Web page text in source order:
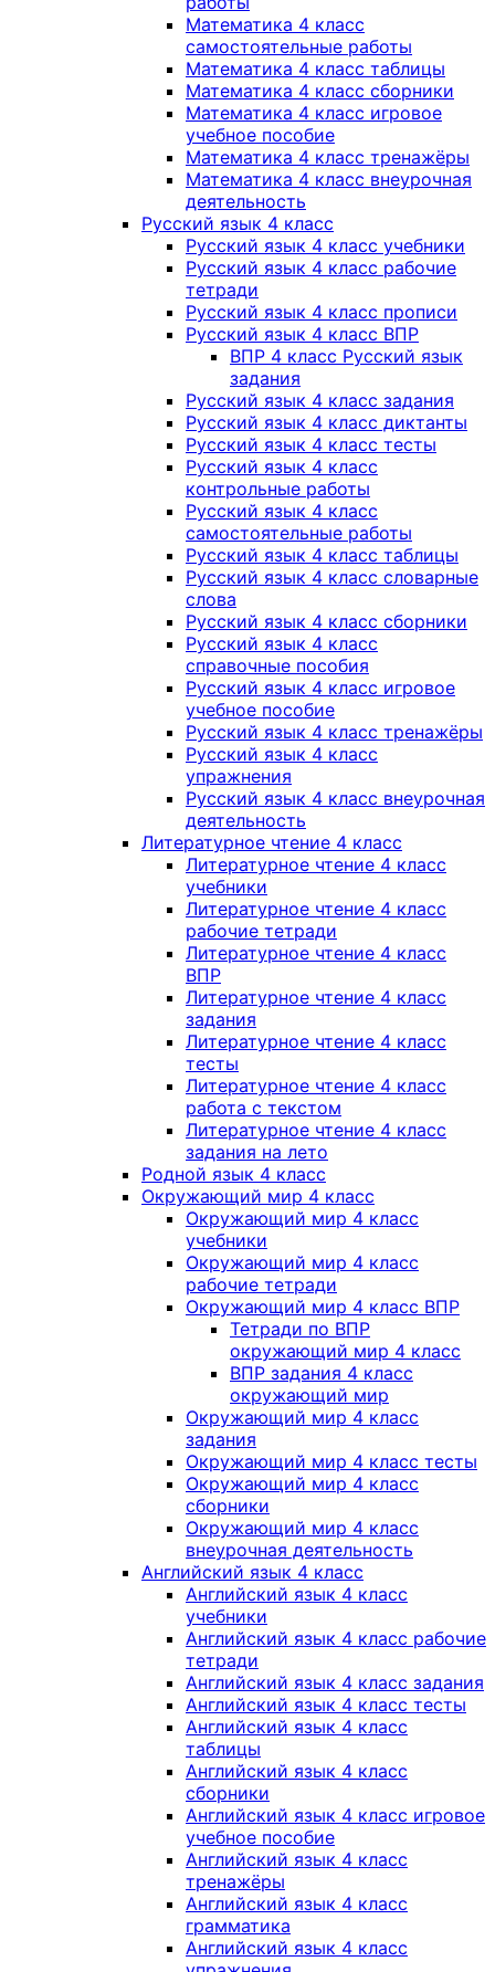
Математика 4 класс
самостоятельные работы
Математика 4 класс таблицы
Математика 4 класс сборники
Математика 4 класс игровое
учебное пособие
Математика 4 класс тренажёры
Математика 4 класс внеурочная
деятельность
Русский язык 4 класс
Русский язык 4 класс учебники
Русский язык 4 класс рабочие
тетради
Русский язык 4 класс прописи
Русский язык 4 класс ВПР
ВПР 4 класс Русский язык
задания
Русский язык 4 класс задания
Русский язык 4 класс диктанты
Русский язык 4 класс тесты
Русский язык 4 класс
контрольные работы
Русский язык 4 класс
самостоятельные работы
Русский язык 4 класс таблицы
Русский язык 4 класс словарные
слова
Русский язык 4 класс сборники
Русский язык 4 класс
справочные пособия
Русский язык 4 класс игровое
учебное пособие
Русский язык 4 класс тренажёры
Русский язык 4 класс
упражнения
Русский язык 4 класс внеурочная
деятельность
Литературное чтение 4 класс
Литературное чтение 4 класс
учебники
Литературное чтение 4 класс
рабочие тетради
Литературное чтение 4 класс
ВПР
Литературное чтение 4 класс
задания
Литературное чтение 4 класс
тесты
Литературное чтение 4 класс
работа с текстом
Литературное чтение 4 класс
задания на лето
Родной язык 4 класс
Окружающий мир 4 класс
Окружающий мир 4 класс
учебники
Окружающий мир 4 класс
рабочие тетради
Окружающий мир 4 класс ВПР
Тетради по ВПР
окружающий мир 4 класс
ВПР задания 4 класс
окружающий мир
Окружающий мир 4 класс
задания
Окружающий мир 4 класс тесты
Окружающий мир 4 класс
сборники
Окружающий мир 4 класс
внеурочная деятельность
Английский язык 4 класс
Английский язык 4 класс
учебники
Английский язык 4 класс рабочие
тетради
Английский язык 4 класс задания
Английский язык 4 класс тесты
Английский язык 4 класс
таблицы
Английский язык 4 класс
сборники
Английский язык 4 класс игровое
учебное пособие
Английский язык 4 класс
тренажёры
Английский язык 4 класс
грамматика
Английский язык 4 класс